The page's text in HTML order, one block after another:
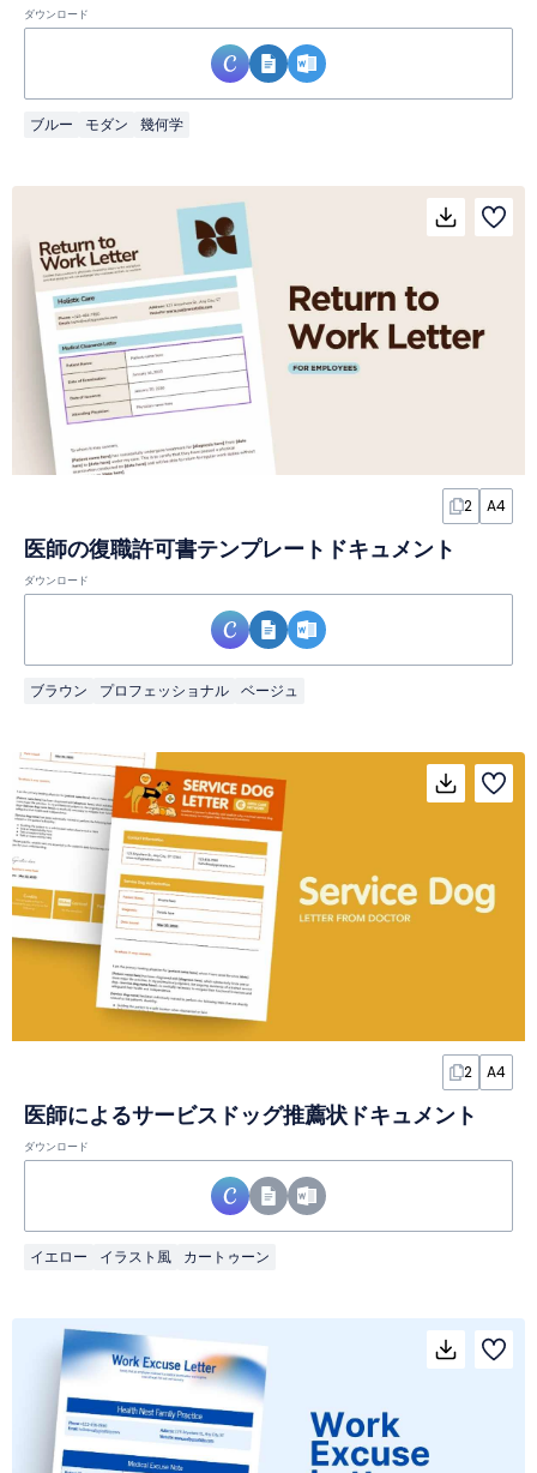
ダウンロード
ブルー モダン 幾何学
2 A4
医師の復職許可書テンプレートドキュメント
ダウンロード
ブラウン プロフェッショナル ベージュ
2 A4
医師によるサービスドッグ推薦状ドキュメント
ダウンロード
イエロー イラスト風 カートゥーン